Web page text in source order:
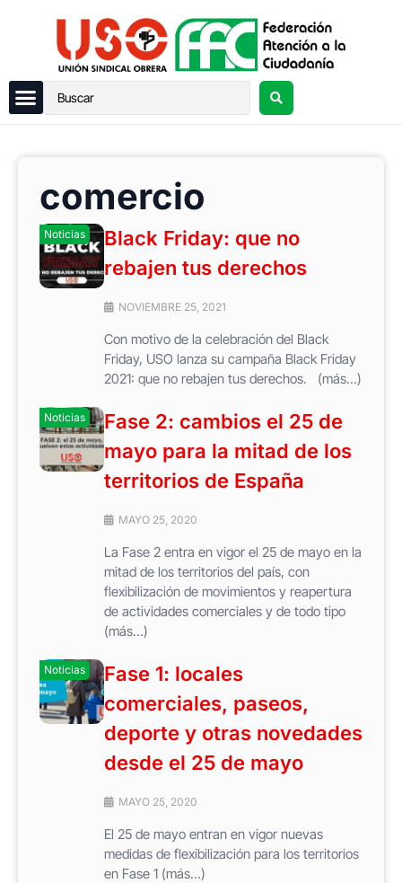
comercio
Noticias
Black Friday: que no
rebajen tus derechos
NOVIEMBRE 25, 2021
Con motivo de la celebración del Black
Friday, USO lanza su campaña Black Friday
2021: que no rebajen tus derechos. (más…)
Noticias
Fase 2: cambios el 25 de
mayo para la mitad de los
territorios de España
MAYO 25, 2020
La Fase 2 entra en vigor el 25 de mayo en la
mitad de los territorios del país, con
flexibilización de movimientos y reapertura
de actividades comerciales y de todo tipo
(más…)
Noticias
Fase 1: locales
comerciales, paseos,
deporte y otras novedades
desde el 25 de mayo
MAYO 25, 2020
El 25 de mayo entran en vigor nuevas
medidas de flexibilización para los territorios
en Fase 1 (más…)